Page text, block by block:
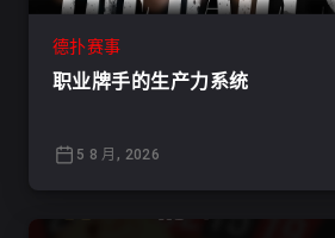
德扑赛事
职业牌手的生产力系统
5 8 月, 2026